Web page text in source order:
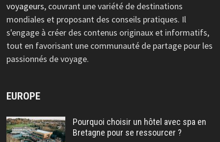
voyageurs, couvrant une variété de destinations
mondiales et proposant des conseils pratiques. Il
s'engage à créer des contenus originaux et informatifs,
tout en favorisant une communauté de partage pour les
passionnés de voyage.
EUROPE
Pourquoi choisir un hôtel avec spa en
Bretagne pour se ressourcer ?